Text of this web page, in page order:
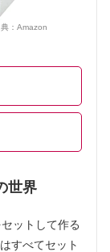
： Amazon
世界
ットして作る
すべてセット